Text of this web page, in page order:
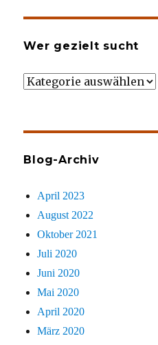
Wer gezielt sucht
Wer
Blog-Archiv
April 2023
August 2022
Oktober 2021
Juli 2020
Juni 2020
Mai 2020
April 2020
März 2020